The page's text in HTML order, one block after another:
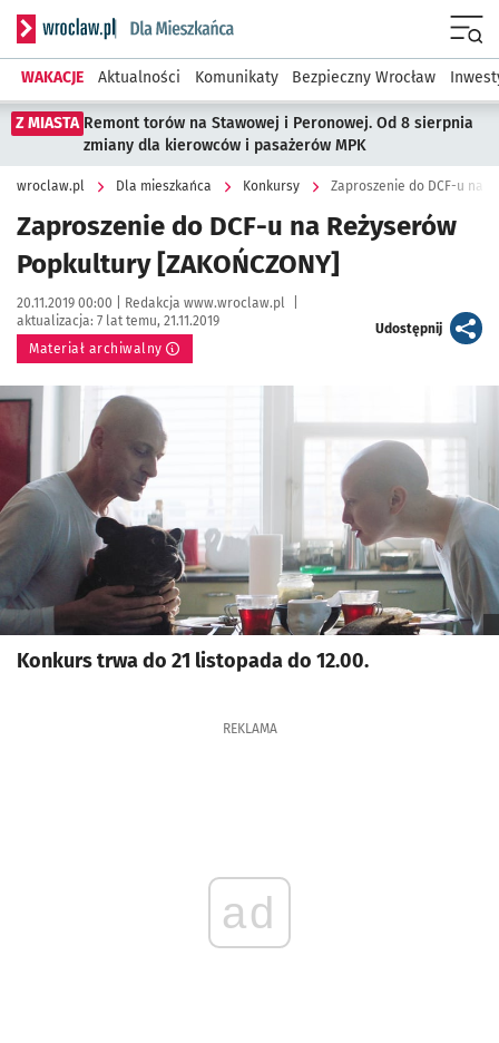
Serwis informacyjny wroclaw.pl podserwis: Dla mieszkańca
WAKACJE Aktualności Komunikaty Bezpieczny Wrocław
Z MIASTA Remont torów na Stawowej i Peronowej. Od 8 sierpnia
zmiany dla kierowców i pasażerów MPK
wroclaw.pl Dla mieszkańca Konkursy Zaproszenie do DCF-u na
Zaproszenie do DCF-u na Reżyserów
Popkultury [ZAKOŃCZONY]
Data publikacji:
20.11.2019 00:00 | Autor:
Redakcja www.wroclaw.pl
aktualizacja: 7 lat temu, 21.11.2019
Materiał archiwalny
Udostępnijartykuł
Kliknij, aby powiększyć
Konkurs trwa do 21 listopada do 12.00.
REKLAMA
ad